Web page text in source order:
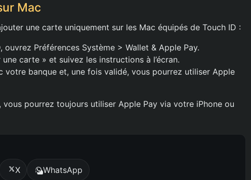
Mac
une carte uniquement sur les Mac équipés de Touch ID :
ouvrez Préférences Système > Wallet & Apple Pay.
carte » et suivez les instructions à l’écran.
votre banque et, une fois validé, vous pourrez utiliser Apple
vous pourrez toujours utiliser Apple Pay via votre iPhone ou
X WhatsApp